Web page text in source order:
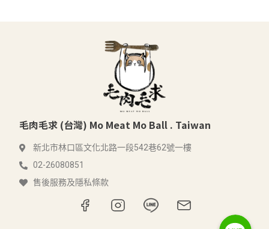
毛肉毛求 (台灣) Mo Meat Mo Ball . Taiwan
新北市林口區文化北路一段542巷62號一樓
02-26080851
售後服務及隱私條款
Line
Line